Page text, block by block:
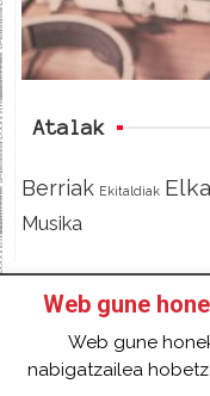
o
Atalak
Berriak Ekitaldiak
Musika
HASIERA IZAN
TWITTER
Web gune
Web gune
nabigatzailea